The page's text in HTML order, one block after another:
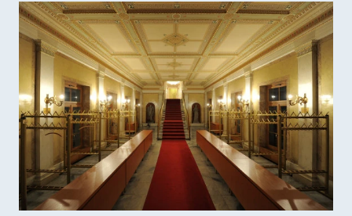
Bilddatei